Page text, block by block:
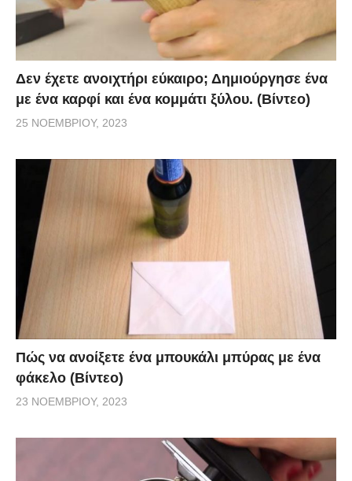
Δεν έχετε ανοιχτήρι εύκαιρο; Δημιούργησε ένα
με ένα καρφί και ένα κομμάτι ξύλου. (Βίντεο)
25 ΝΟΕΜΒΡΊΟΥ, 2023
Πώς να ανοίξετε ένα μπουκάλι μπύρας με ένα
φάκελο (Βίντεο)
23 ΝΟΕΜΒΡΊΟΥ, 2023